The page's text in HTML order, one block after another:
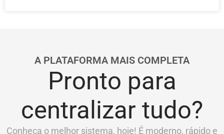
A PLATAFORMA MAIS COMPLETA
Pronto para
centralizar tudo?
Conheça o melhor sistema, hoje! É moderno, rápido e